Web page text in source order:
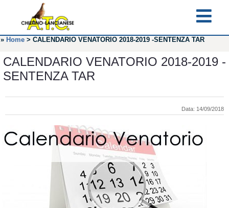
» Home > CALENDARIO VENATORIO 2018-2019 -SENTENZA TAR
CALENDARIO VENATORIO 2018-2019 -
SENTENZA TAR
Data: 14/09/2018